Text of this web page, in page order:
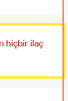
hiçbir ilaç